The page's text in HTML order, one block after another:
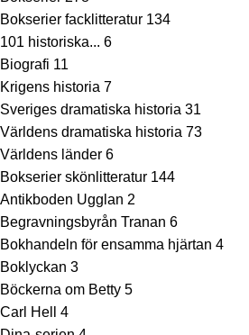
Bokserier facklitteratur 134
101 historiska... 6
Biografi 11
Krigens historia 7
Sveriges dramatiska historia 31
Världens dramatiska historia 73
Världens länder 6
Bokserier skönlitteratur 144
Antikboden Ugglan 2
Begravningsbyrån Tranan 6
Bokhandeln för ensamma hjärtan 4
Boklyckan 3
Böckerna om Betty 5
Carl Hell
4